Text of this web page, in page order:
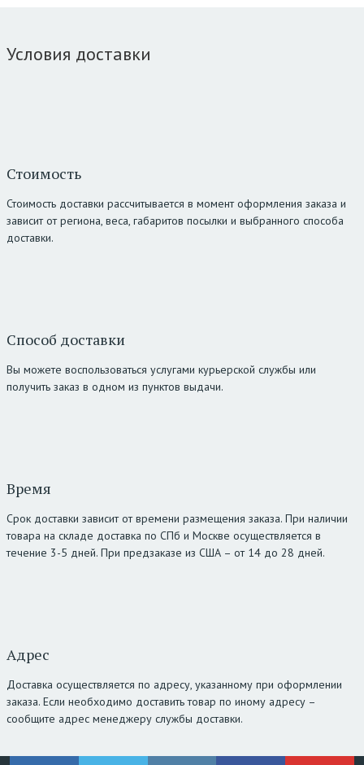
Условия доставки
Стоимость
Стоимость доставки рассчитывается в момент оформления заказа и
зависит от региона, веса, габаритов посылки и выбранного способа
доставки.
Способ доставки
Вы можете воспользоваться услугами курьерской службы или
получить заказ в одном из пунктов выдачи.
Время
Срок доставки зависит от времени размещения заказа. При наличии
товара на складе доставка по СПб и Москве осуществляется в
течение 3-5 дней. При предзаказе из США – от 14 до 28 дней.
Адрес
Доставка осуществляется по адресу, указанному при оформлении
заказа. Если необходимо доставить товар по иному адресу –
сообщите адрес менеджеру службы доставки.